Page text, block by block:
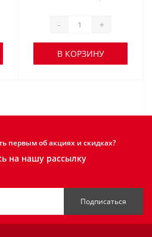
- +
В КОРЗИНУ
первым об акциях и скидках?
на нашу рассылку
Подписаться